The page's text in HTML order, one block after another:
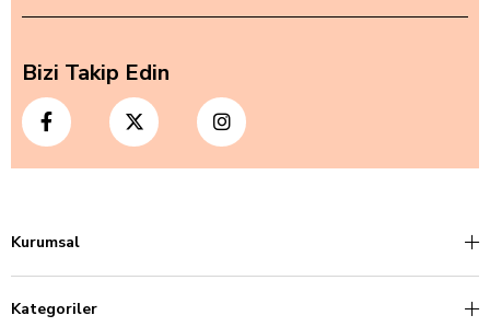
Bizi Takip Edin
Kurumsal
Kategoriler